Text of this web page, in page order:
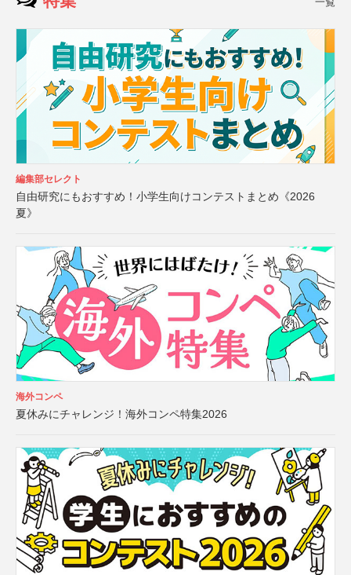
編集部セレクト
自由研究にもおすすめ！小学生向けコンテストまとめ《2026
夏》
海外コンペ
夏休みにチャレンジ！海外コンペ特集2026